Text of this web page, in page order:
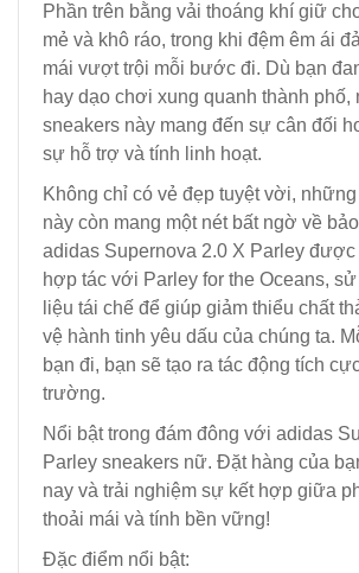
Phần trên bằng vải thoáng khí giữ
mẻ và khô ráo, trong khi đệm êm ái
mái vượt trội mỗi bước đi. Dù bạn
hay dạo chơi xung quanh thành phố,
sneakers này mang đến sự cân đối
sự hỗ trợ và tính linh hoạt.
Không chỉ có vẻ đẹp tuyệt vời,
này còn mang một nét bất ngờ về
adidas Supernova 2.0 X Parley
hợp tác với Parley for the Oceans,
liệu tái chế để giúp giảm thiểu chất
vệ hành tinh yêu dấu của chúng ta.
bạn đi, bạn sẽ tạo ra tác động tích
trường.
Nổi bật trong đám đông với adidas
Parley sneakers nữ. Đặt hàng của
nay và trải nghiệm sự kết hợp giữa
thoải mái và tính bền vững!
Đặc điểm nổi bật: